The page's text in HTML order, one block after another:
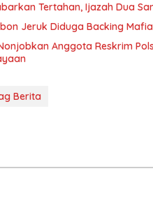
Tertahan, Ijazah Dua
Jeruk Diduga Backing
Anggota Reskrim
Berita